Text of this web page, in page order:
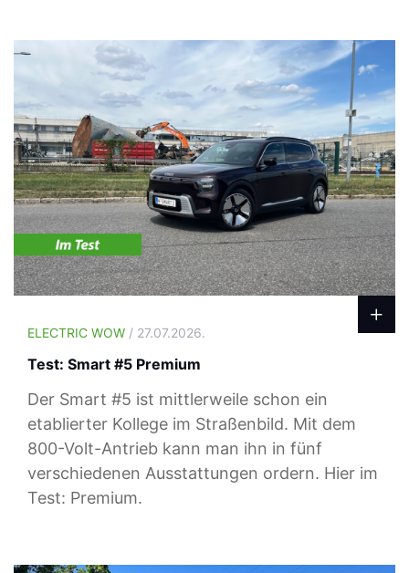
ELECTRIC WOW / 27.07.2026.
Test: Smart #5 Premium
Der Smart #5 ist mittlerweile schon ein
etablierter Kollege im Straßenbild. Mit dem
800-Volt-Antrieb kann man ihn in fünf
verschiedenen Ausstattungen ordern. Hier im
Test: Premium.